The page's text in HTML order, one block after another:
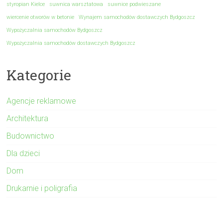
styropian Kielce suwnica warsztatowa
suwnice podwieszane
wiercenie otworów w betonie
Wynajem samochodów dostawczych Bydgoszcz
Wypożyczalnia samochodów Bydgoszcz
Wypożyczalnia samochodów dostawczych Bydgoszcz
Kategorie
Agencje reklamowe
Architektura
Budownictwo
Dla dzieci
Dom
Drukarnie i poligrafia